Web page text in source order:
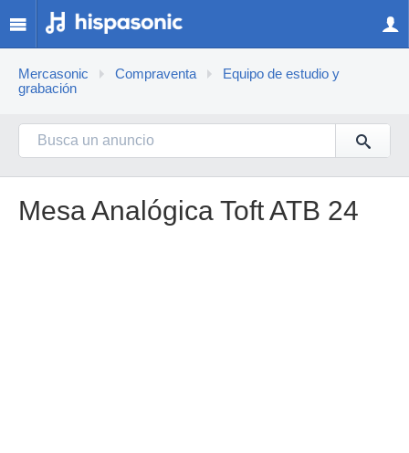
Mercasonic Compraventa
Equipo de estudio y
grabación
Mesa Analógica Toft ATB 24